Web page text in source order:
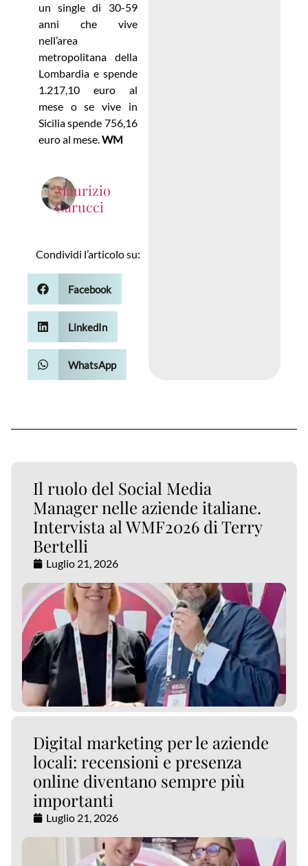
un single di 30-59
anni che vive
nell’area
metropolitana della
Lombardia e spende
1.217,10 euro al
mese o se vive in
Sicilia spende 756,16
euro al mese.WM
Maurizio
Carucci
Condividi l’articolo su:
Facebook
LinkedIn
WhatsApp
Il ruolo del Social Media
Manager nelle aziende italiane.
Intervista al WMF2026 di Terry
Bertelli
Luglio 21, 2026
Digital marketing per le aziende
locali: recensioni e presenza
online diventano sempre più
importanti
Luglio 21, 2026